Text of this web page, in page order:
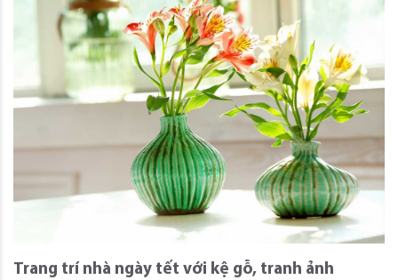
Trang trí nhà ngày tết với kệ gỗ, tranh ảnh